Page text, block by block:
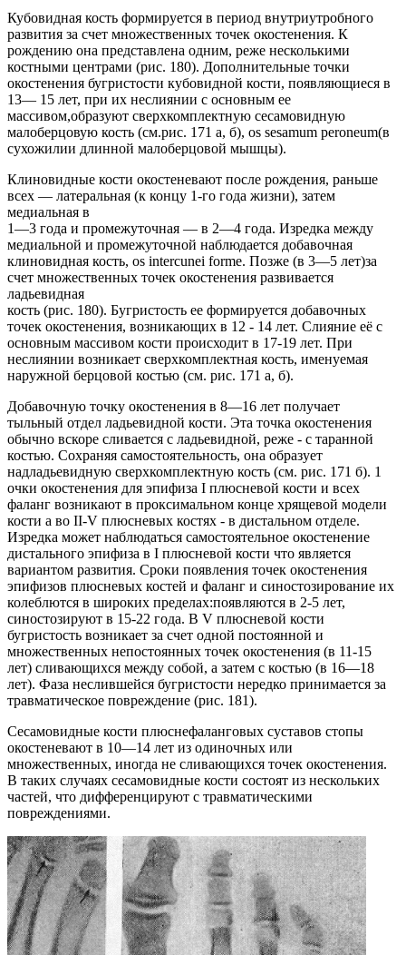
Кубовидная кость формируется в период внутриутробного
развития за счет множественных точек окостенения. К
рождению она представлена одним, реже несколькими
костными центрами (рис. 180). Дополнительные точки
окостенения бугристости кубовидной кости, появляющиеся в
13— 15 лет, при их неслиянии с основным ее
массивом,образуют сверхкомплектную сесамовидную
малоберцовую кость (см.рис. 171 а, б), os sesamum peroneum(в
сухожилии длинной малоберцовой мышцы).
Клиновидные кости окостеневают после рождения, раньше
всех — латеральная (к концу 1-го года жизни), затем
медиальная в
1—3 года и промежуточная — в 2—4 года. Изредка между
медиальной и промежуточной наблюдается добавочная
клиновидная кость, os intercunei forme. Позже (в 3—5 лет)за
счет множественных точек окостенения развивается
ладьевидная
кость (рис. 180). Бугристость ее формируется добавочных
точек окостенения, возникающих в 12 - 14 лет. Слияние её с
основным массивом кости происходит в 17-19 лет. При
неслиянии возникает сверхкомплектная кость, именуемая
наружной берцовой костью (см. рис. 171 а, б).
Добавочную точку окостенения в 8—16 лет получает
тыльный отдел ладьевидной кости. Эта точка окостенения
обычно вскоре сливается с ладьевидной, реже - с таранной
костью. Сохраняя самостоятельность, она образует
надладьевидную сверхкомплектную кость (см. рис. 171 б). 1
очки окостенения для эпифиза I плюсневой кости и всех
фаланг возникают в проксимальном конце хрящевой модели
кости а во II-V плюсневых костях - в дистальном отделе.
Изредка может наблюдаться самостоятельное окостенение
дистального эпифиза в I плюсневой кости что является
вариантом развития. Сроки появления точек окостенения
эпифизов плюсневых костей и фаланг и синостозирование их
колеблются в широких пределах:появляются в 2-5 лет,
синостозируют в 15-22 года. В V плюсневой кости
бугристость возникает за счет одной постоянной и
множественных непостоянных точек окостенения (в 11-15
лет) сливающихся между собой, а затем с костью (в 16—18
лет). Фаза неслившейся бугристости нередко принимается за
травматическое повреждение (рис. 181).
Сесамовидные кости плюснефаланговых суставов стопы
окостеневают в 10—14 лет из одиночных или
множественных, иногда не сливающихся точек окостенения.
В таких случаях сесамовидные кости состоят из нескольких
частей, что дифференцируют с травматическими
повреждениями.